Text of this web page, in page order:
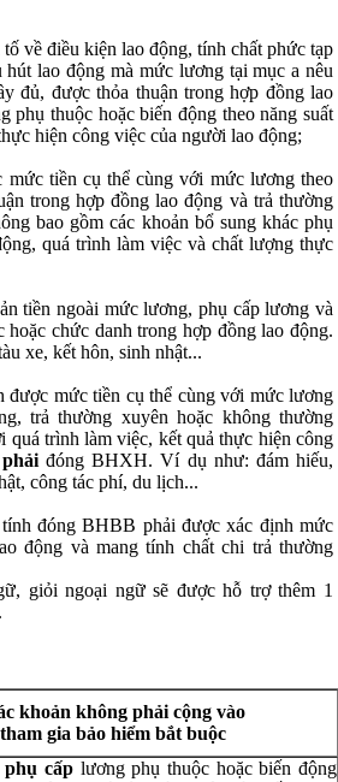
về điều kiện lao động, tính chất phức tạp
lao động mà mức lương tại mục a nêu
đủ, được thỏa thuận trong hợp đồng lao
phụ thuộc hoặc biến động theo năng suất
hiện công việc của người lao động;
tiền cụ thể cùng với mức lương theo
trong hợp đồng lao động và trả thường
bao gồm các khoản bổ sung khác phụ
quá trình làm việc và chất lượng thực
tiền ngoài mức lương, phụ cấp lương và
chức danh trong hợp đồng lao động.
xe, kết hôn, sinh nhật...
được mức tiền cụ thể cùng với mức lương
trả thường xuyên hoặc không thường
trình làm việc, kết quả thực hiện công
phảiđóng BHXH. Ví dụ như: đám hiếu,
công tác phí, du lịch...
đóng BHBB phải được xác định mức
động và mang tính chất chi trả thường
giỏi ngoại ngữ sẽ được hỗ trợ thêm 1
khoản không phải cộng vào
tham gia bảo hiểm bắt buộc
phụ cấplương phụ thuộc hoặc biến động